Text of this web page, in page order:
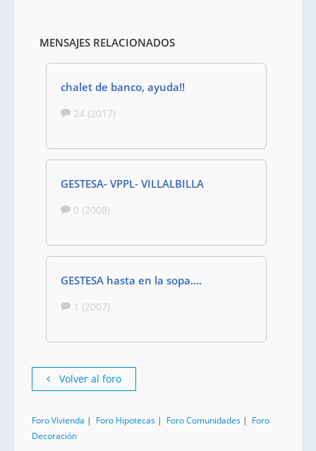
MENSAJES RELACIONADOS
chalet de banco, ayuda!!
24 (2017)
GESTESA- VPPL- VILLALBILLA
0 (2008)
GESTESA hasta en la sopa....
1 (2007)
Volver al foro
Foro Vivienda | Foro Hipotecas | Foro Comunidades | Foro
Decoración